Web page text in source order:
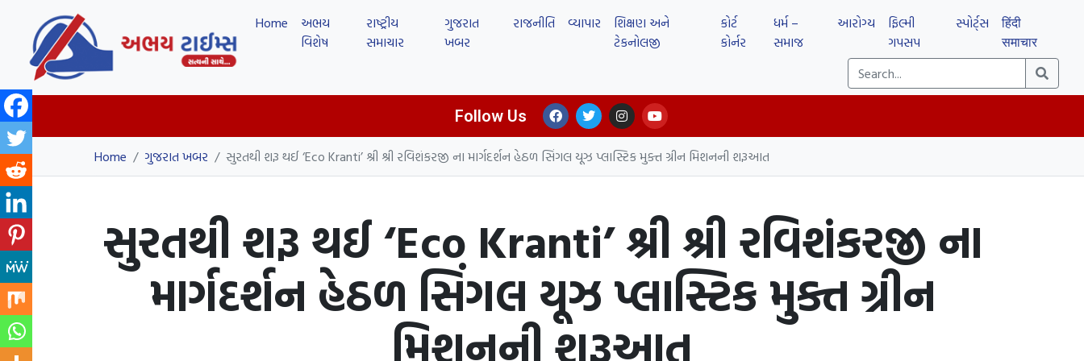
Home
અભય
વિશેષ
રાષ્ટ્રીય
સમાચાર
ગુજરાત
ખબર
રાજનીતિ વ્યાપાર
શિક્ષણ અને
ટેકનોલજી
કોર્ટ
કોર્નર
ધર્મ –
સમાજ
આરોગ્ય
ફિલ્મી
ગપસપ
સ્પોર્ટ્સ
हिंदी
समाचार
Follow Us
Home / ગુજરાત ખબર / સુરતથી શરૂ થઈ ‘Eco Kranti’ શ્રી શ્રી રવિશંકરજી ના માર્ગદર્શન હેઠળ સિંગલ યૂઝ પ્લાસ્ટિક મુક્ત ગ્રીન મિશનની શરૂઆત
સુરતથી શરૂ થઈ ‘Eco Kranti’ શ્રી શ્રી રવિશંકરજી ના
માર્ગદર્શન હેઠળ સિંગલ યૂઝ પ્લાસ્ટિક મુક્ત ગ્રીન